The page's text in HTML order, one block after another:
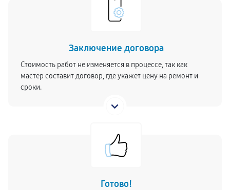
Заключение договора
Стоимость работ не изменяется в процессе, так как
мастер составит договор, где укажет цену на ремонт и
сроки.
Готово!